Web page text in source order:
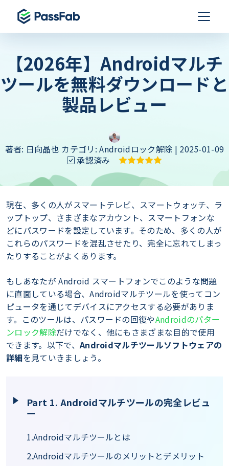
【2026年】Androidマルチ
ツールを無料ダウンロードと
製品レビュー
著者: 日向晶也 カテゴリ:Androidロック解除 | 2025-01-09
承認済み
現在、多くの人がスマートテレビ、スマートウォッチ、ラ
ップトップ、さまざまなアカウント、スマートフォンな
どにパスワードを設定しています。そのため、多くの人が
これらのパスワードを混乱させたり、完全に忘れてしまっ
たりすることがよくあります。
もしあなたが Android スマートフォンでこのような問題
に直面している場合、Androidマルチツールを使ってコン
ピュータを通じてデバイスにアクセスする必要がありま
す。このツールは、パスワードの回復やAndroidのパター
ンロック解除だけでなく、他にもさまざまな目的で使用
できます。以下で、Androidマルチツールソフトウェアの
詳細を見ていきましょう。
Part 1. Androidマルチツールの完全レビュ
ー
1.Androidマルチツールとは
2.Androidマルチツールのメリットとデメリット